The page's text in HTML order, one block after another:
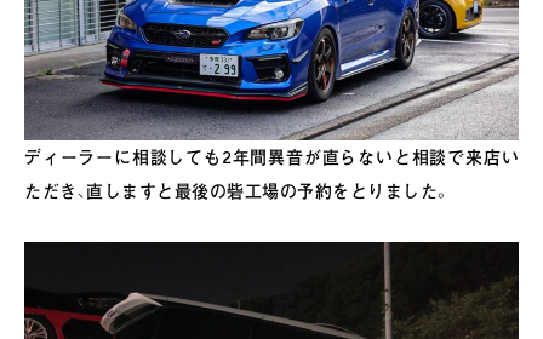
ディーラーに相談しても2年間異音が直らないと相談で来店い
ただき、直しますと最後の砦工場の予約をとりました。